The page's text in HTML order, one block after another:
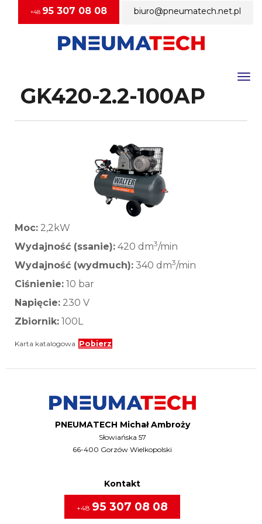
+48 95 307 08 08 biuro@pneumatech.net.pl
GK420-2.2-100AP
Moc: 2,2kW
Wydajność (ssanie): 420 dm3/min
Wydajność (wydmuch): 340 dm3/min
Ciśnienie: 10 bar
Napięcie: 230 V
Zbiornik: 100L
Karta katalogowa Pobierz
PNEUMATECH Michał Ambroży
Słowiańska 57
66-400 Gorzów Wielkopolski
Kontakt
+48 95 307 08 08